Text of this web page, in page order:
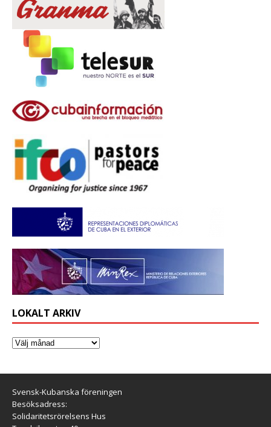
LOKALT ARKIV
Svensk-Kubanska föreningen
Besöksadress:
Solidaritetsrörelsens Hus